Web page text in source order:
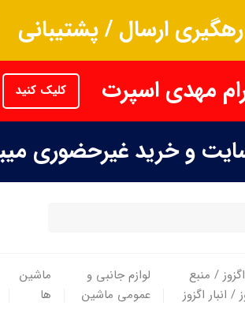
ارسال / پشتیبانی
مهدی اسپرت کلیک کنید
و خرید غیرحضوری
/ منبع
/ انبار اگزوز
لوازم جانبی و
عمومی ماشین
ماشین
ها